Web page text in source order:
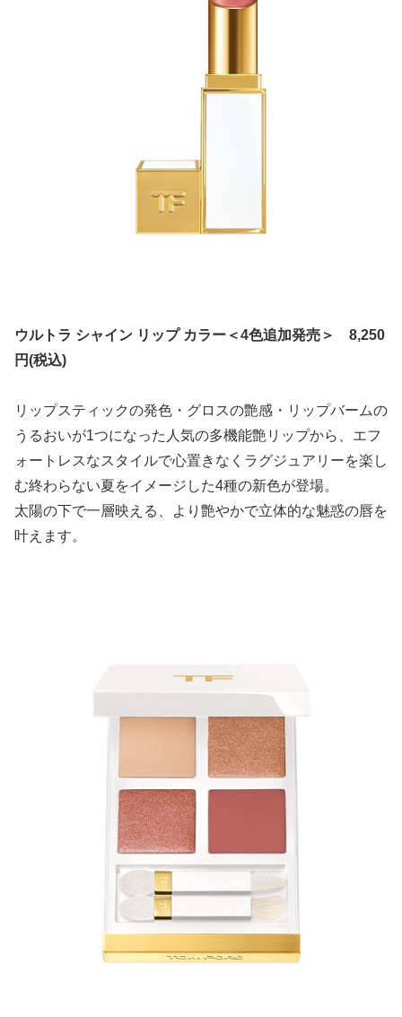
ウルトラ シャイン リップ カラー＜4色追加発売＞ 8,250
円(税込)
リップスティックの発色・グロスの艶感・リップバームの
うるおいが1つになった人気の多機能艶リップから、エフ
ォートレスなスタイルで心置きなくラグジュアリーを楽し
む終わらない夏をイメージした4種の新色が登場。
太陽の下で一層映える、より艶やかで立体的な魅惑の唇を
叶えます。